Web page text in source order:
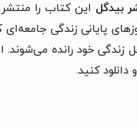
بیدگل این کتاب را
در روزهای پایانی زندگی
خود رانده می‌شوند.
کنید.